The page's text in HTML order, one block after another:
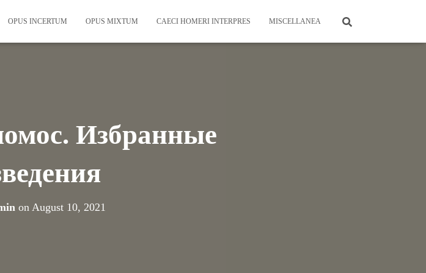
OPUS INCERTUM OPUS MIXTUM CAECI HOMERI INTERPRES MISCELLANEA
Избранные
on August 10, 2021